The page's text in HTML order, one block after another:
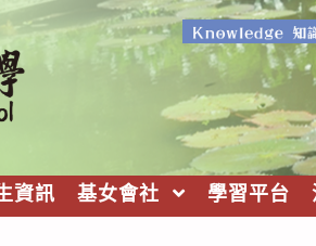
資訊 基女會社 學習平台